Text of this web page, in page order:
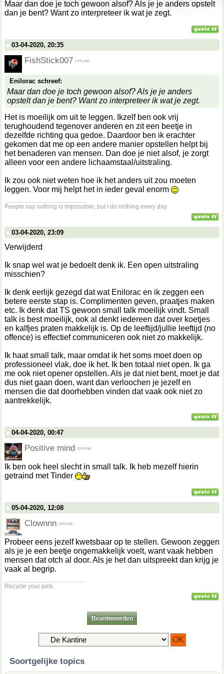
Maar dan doe je toch gewoon alsof? Als je je anders opstelt
dan je bent? Want zo interpreteer ik wat je zegt.
03-04-2020, 20:35
FishStick007
Enilorac schreef:
Maar dan doe je toch gewoon alsof? Als je je anders
opstelt dan je bent? Want zo interpreteer ik wat je zegt.
Het is moeilijk om uit te leggen. Ikzelf ben ook vrij
terughoudend tegenover anderen en zit een beetje in
dezelfde richting qua gedoe. Daardoor ben ik erachter
gekomen dat me op een andere manier opstellen helpt bij
het benaderen van mensen. Dan doe je niet alsof, je zorgt
alleen voor een andere lichaamstaal/uitstraling.
Ik zou ook niet weten hoe ik het anders uit zou moeten
leggen. Voor mij helpt het in ieder geval enorm
People say nothing is impossible, but I do nothing every day
03-04-2020, 23:09
Verwijderd
Ik snap wel wat je bedoelt denk ik. Een open uitstraling
misschien?
Ik denk eerlijk gezegd dat wat Enilorac en ik zeggen een
betere eerste stap is. Complimenten geven, praatjes maken
etc. Ik denk dat TS gewoon small talk moeilijk vindt. Small
talk is best moeilijk, ook al denkt iedereen dat over koetjes
en kalfjes praten makkelijk is. Op de leeftijd/jullie leeftijd (no
offence) is effectief communiceren ook niet zo makkelijk.
Ik haat small talk, maar omdat ik het soms moet doen op
professioneel vlak, doe ik het. Ik ben totaal niet open. Ik ga
me ook niet opener opstellen. Als je dat niet bent, moet je dat
dus niet gaan doen, want dan verloochen je jezelf en
mensen die dat doorhebben vinden dat vaak ook niet zo
aantrekkelijk.
04-04-2020, 00:47
Positive mind
Ik ben ook heel slecht in small talk. Ik heb mezelf hierin
getraind met Tinder
05-04-2020, 12:08
Clownnn
Probeer eens jezelf kwetsbaar op te stellen. Gewoon zeggen
als je je een beetje ongemakkelijk voelt, want vaak hebben
mensen dat otch al door. Als je het dan uitspreekt dan krijg je
vaak al begrip.
Recycle your pets.
Beantwoorden
Soortgelijke topics